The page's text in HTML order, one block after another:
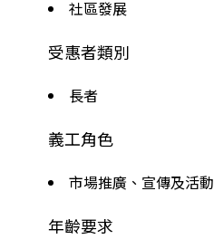
社區發展
受惠者類別
長者
義工角色
市場推廣、宣傳及活動
年齡要求